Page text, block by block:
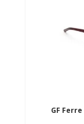
GF Ferre